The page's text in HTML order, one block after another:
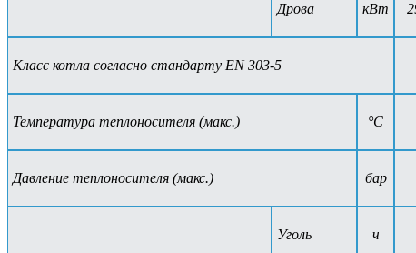
Дрова кВт
Класс котла согласно стандарту EN 303-5
Температура теплоносителя (макс.) °С
Давление теплоносителя (макс.) бар
Уголь ч